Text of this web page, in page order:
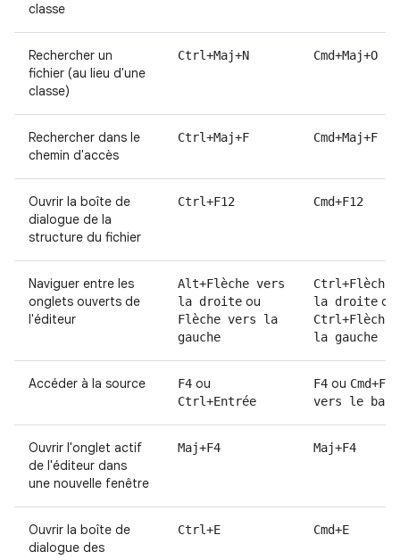
classe
Rechercher un
fichier (au lieu d'une
classe)
Ctrl+Maj+N Cmd+Maj+O
Rechercher dans le
chemin d'accès
Ctrl+Maj+F Cmd+Maj+F
Ouvrir la boîte de
dialogue de la
structure du fichier
Ctrl+F12 Cmd+F12
Naviguer entre les
onglets ouverts de
l'éditeur
Alt+Flèche vers
la droite ou
Flèche vers la
gauche
Ctrl+Flèche
la droite ou
Ctrl+Flèche
la gauche
Accéder à la source F4 ou
Ctrl+Entrée
F4 ou
vers le bas
Ouvrir l'onglet actif
de l'éditeur dans
une nouvelle fenêtre
Maj+F4 Maj+F4
Ouvrir la boîte de
dialogue des
Ctrl+E Cmd+E